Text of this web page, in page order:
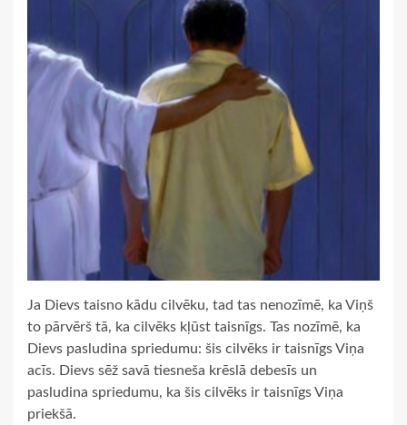
Ja Dievs taisno kādu cilvēku, tad tas nenozīmē, ka Viņš
to pārvērš tā, ka cilvēks kļūst taisnīgs. Tas nozīmē, ka
Dievs pasludina spriedumu: šis cilvēks ir taisnīgs Viņa
acīs. Dievs sēž savā tiesneša krēslā debesīs un
pasludina spriedumu, ka šis cilvēks ir taisnīgs Viņa
priekšā.